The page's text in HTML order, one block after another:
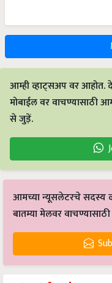
आम्ही व्हाट्सअप वर आहोत.
मोबाईल वर वाचण्यासाठी
से जुड़ें.
आमच्या न्यूसलेटरचे सदस्य
बातम्या मेलवर